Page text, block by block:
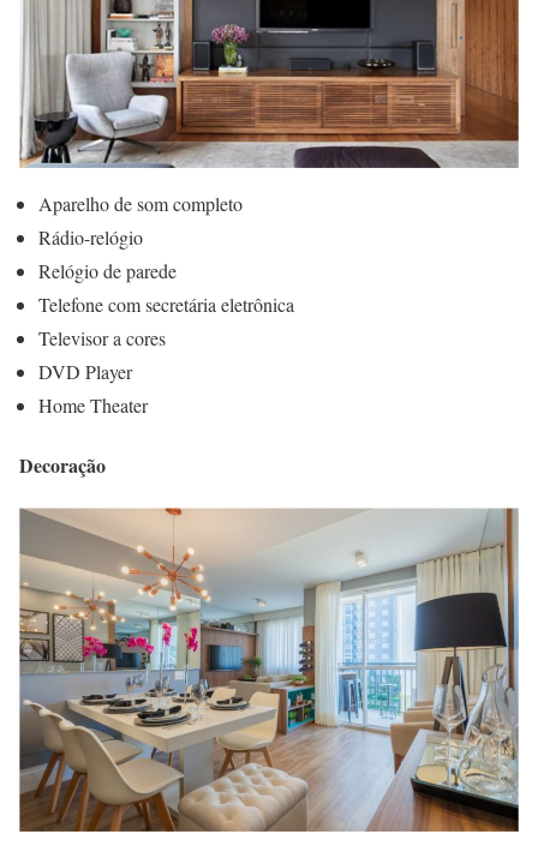
Aparelho de som completo
Rádio-relógio
Relógio de parede
Telefone com secretária eletrônica
Televisor a cores
DVD Player
Home Theater
Decoração